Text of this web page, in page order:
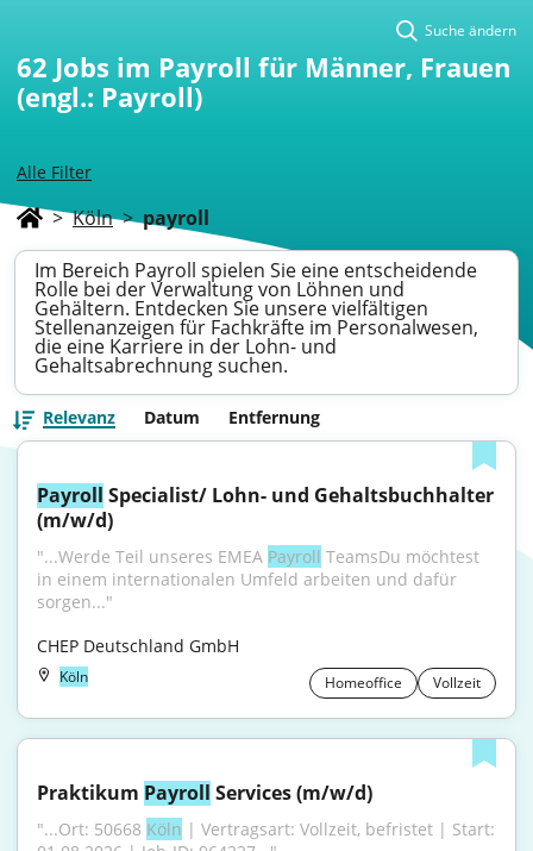
Alle Filter
Suche ändern
62 Jobs im Payroll für Männer, Frauen
(engl.: Payroll)
> Köln > payroll
Im Bereich Payroll spielen Sie eine entscheidende
Rolle bei der Verwaltung von Löhnen und
Gehältern. Entdecken Sie unsere vielfältigen
Stellenanzeigen für Fachkräfte im Personalwesen,
die eine Karriere in der Lohn- und
Gehaltsabrechnung suchen.
Relevanz Datum Entfernung
Payroll Specialist/ Lohn- und Gehaltsbuchhalter
(m/w/d)
"...Werde Teil unseres EMEA Payroll TeamsDu möchtest
in einem internationalen Umfeld arbeiten und dafür
sorgen..."
CHEP Deutschland GmbH
Köln Homeoffice Vollzeit
Praktikum Payroll Services (m/w/d)
"...Ort: 50668 Köln | Vertragsart: Vollzeit, befristet | Start: